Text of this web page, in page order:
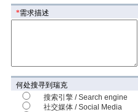
*需求描述
何处搜寻到瑞克
搜索引擎 / Search engine
社交媒体 / Social Media